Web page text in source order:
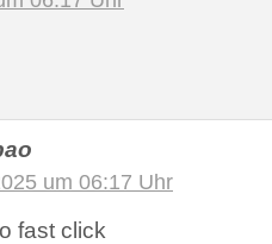
um 06:17 Uhr
fast click